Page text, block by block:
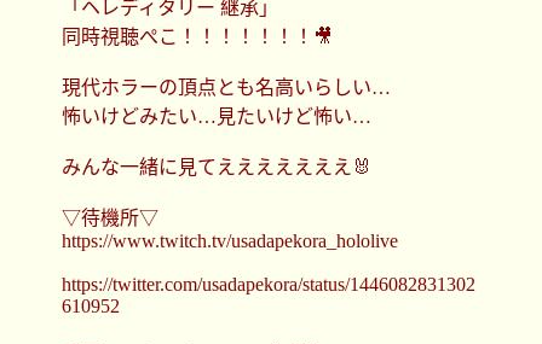
「ヘレディタリー 継承」
同時視聴ぺこ！！！！！！！🎥
現代ホラーの頂点とも名高いらしい…
怖いけどみたい…見たいけど怖い…
みんな一緒に見てえええええええ🐰
▽待機所▽
https://www.twitch.tv/usadapekora_hololive
https://twitter.com/usadapekora/status/1446082831302
610952